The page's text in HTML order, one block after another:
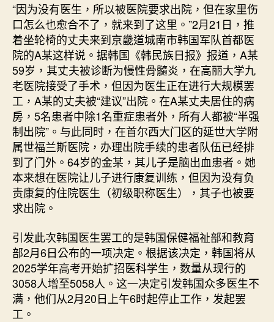
医
学
院
扩
招？
_
中
国
网〉
中
“因为没有医生，所以被医院要求出院，但在家里伤
口怎么也愈合不了，就来到了这里。”2月21日，推
着坐轮椅的丈夫来到京畿道城南市韩国军队首都医
院的A某这样说。据韩国《韩民族日报》报道，A某
59岁，其丈夫被诊断为慢性骨髓炎，在高丽大学九
老医院接受了手术，但因为医生正在进行大规模罢
工，A某的丈夫被“建议”出院。在A某丈夫居住的病
房，5名患者中除1名重症患者外，所有人都被“半强
制出院”。与此同时，在首尔西大门区的延世大学附
属世福兰斯医院，办理出院手续的患者队伍已经排
到了门外。64岁的金某，其儿子是脑出血患者。她
本来想在医院让儿子进行康复训练，但因为没有负
责康复的住院医生（初级职称医生），其子也被要
求出院。
引发此次韩国医生罢工的是韩国保健福祉部和教育
部2月6日公布的一项决定。根据该决定，韩国将从
2025学年高考开始扩招医科学生，数量从现行的
3058人增至5058人。这一决定引发韩国众多医生不
满，他们从2月20日上午6时起停止工作，发起罢
工。